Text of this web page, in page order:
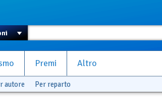
Premi Altro
autore Per reparto